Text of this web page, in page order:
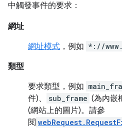
中觸發事件的要求：
網址
網址模式 ，例如 *://
類型
要求類型，例如
件)、
sub_frame (為內嵌
(網站上的圖片)。請參
閱